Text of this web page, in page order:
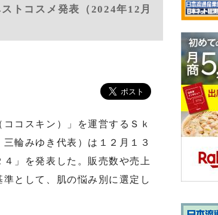
トコスメ発表（2024年12月
コスキン）」を運営するＳｋ
輪みゆき代表）は１２月１３
」を発表した。販売数や売上
として、肌の悩み別に選定し